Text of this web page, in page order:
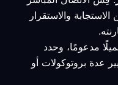
والاستقرار
مدعومًا، وحدد
عدة بروتوكولات أو